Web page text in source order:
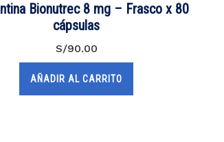
Bionutrec 8 mg – Frasco x 80
cápsulas
S/90.00
AÑADIR AL CARRITO